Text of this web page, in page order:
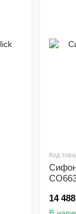
Код
14